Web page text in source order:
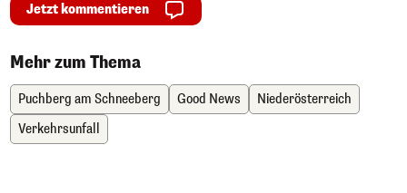
Jetzt kommentieren
Mehr zum Thema
Puchberg am Schneeberg Good News
Niederösterreich
Verkehrsunfall